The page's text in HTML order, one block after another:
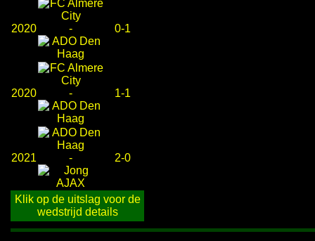
2020 - 0-1
2020 - 1-1
2021 - 2-0
Klik op de uitslag voor de
wedstrijd details